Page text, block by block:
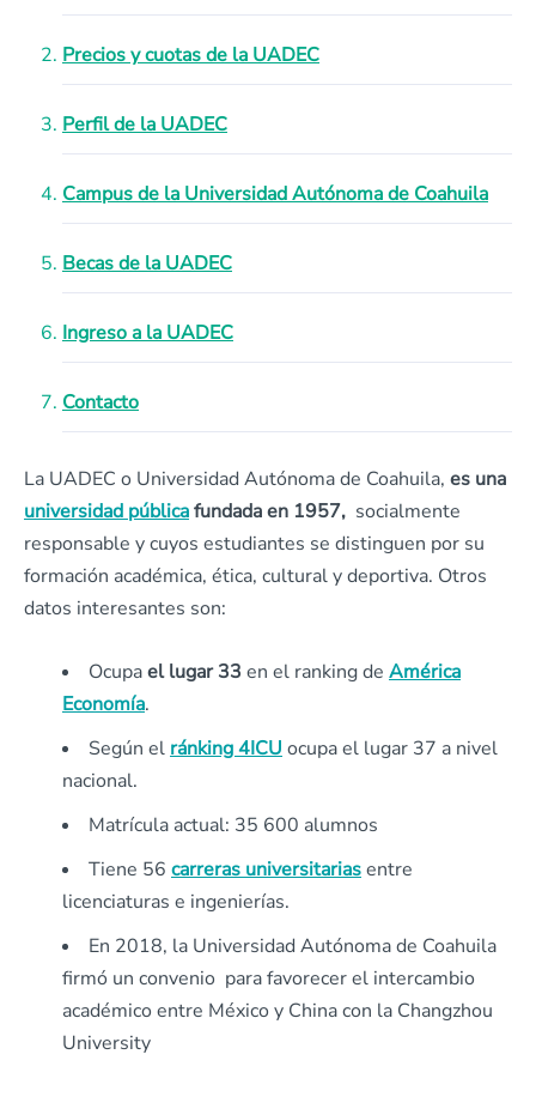
Precios y cuotas de la UADEC
Perfil de la UADEC
Campus de la Universidad Autónoma de Coahuila
Becas de la UADEC
Ingreso a la UADEC
Contacto
La UADEC o Universidad Autónoma de Coahuila, es una
universidad públicafundada en 1957, socialmente
responsable y cuyos estudiantes se distinguen por su
formación académica, ética, cultural y deportiva. Otros
datos interesantes son:
Ocupael lugar 33 en el ranking de América
Economía.
Según el ránking 4ICU ocupa el lugar 37 a nivel
nacional.
Matrícula actual: 35 600 alumnos
Tiene 56 carreras universitariasentre
licenciaturas e ingenierías.
En 2018, la Universidad Autónoma de Coahuila
firmó un convenio para favorecer el intercambio
académico entre México y China con la Changzhou
University